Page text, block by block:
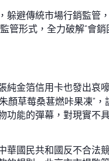
避傳統市場行銷監管
管形式，全力破解“會
純金箔信用卡也發出哀
顏草莓桑葚燃咔果凍”
功能的彈幕，對現實不
華國民共和國反不合法